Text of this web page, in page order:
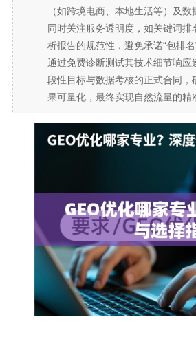
（如跨境电商、本地生活等）及数
同时关注服务透明度，如关键词排
析报告的规范性，避免承诺“包排
通过免费诊断测试其技术细节响应
段性目标与数据考核的正式合同，
果可量化，最终实现自然流量的精